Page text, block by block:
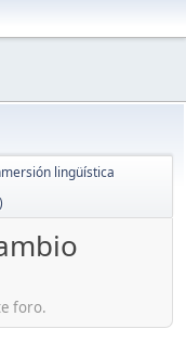
lingüística
foro.